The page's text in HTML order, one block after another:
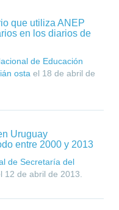
que utiliza ANEP
en los diarios de
de Educación
osta el 18 de abril de
Uruguay
entre 2000 y 2013
de Secretaría del
12 de abril de 2013